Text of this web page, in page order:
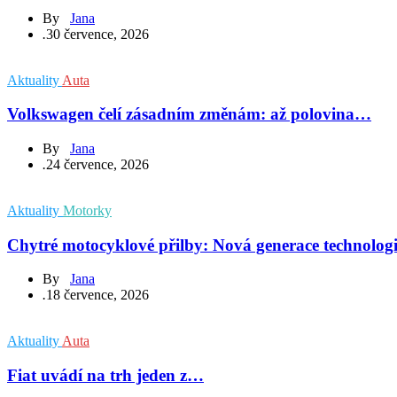
By Jana
.30 července, 2026
Aktuality Auta
Volkswagen čelí zásadním změnám: až polovina…
By Jana
.24 července, 2026
Aktuality Motorky
Chytré motocyklové přilby: Nová generace
By Jana
.18 července, 2026
AktualityAuta
Fiat uvádí na trh jeden z…